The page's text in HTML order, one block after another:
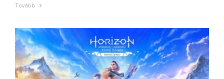
Tovább